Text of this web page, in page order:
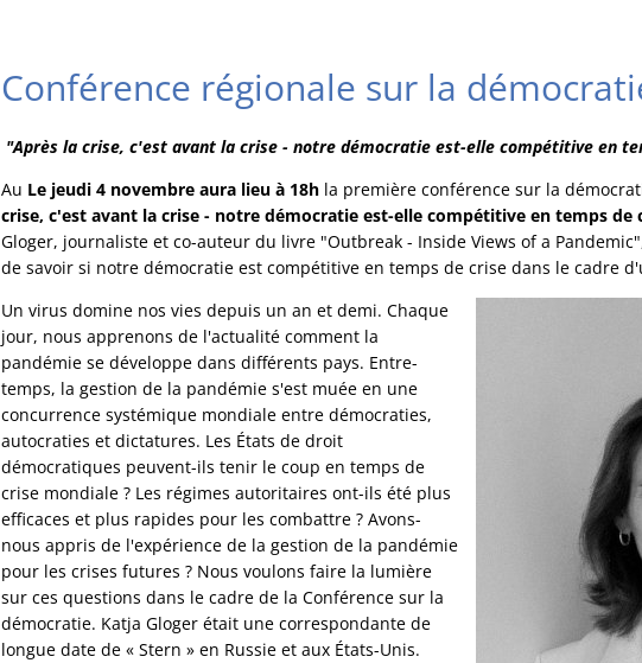
Conférence régionale sur la
"Après la crise, c'est avant la crise - notre démocratie est-elle compétitive en
Au Le jeudi 4 novembre aura lieu à 18h la première conférence sur la
crise, c'est avant la crise - notre démocratie est-elle compétitive en temps de
Gloger, journaliste et co-auteur du livre "Outbreak - Inside Views of a
de savoir si notre démocratie est compétitive en temps de crise dans le cadre
Un virus domine nos vies depuis un an et demi. Chaque
jour, nous apprenons de l'actualité comment la
pandémie se développe dans différents pays. Entre-
temps, la gestion de la pandémie s'est muée en une
concurrence systémique mondiale entre démocraties,
autocraties et dictatures. Les États de droit
démocratiques peuvent-ils tenir le coup en temps de
crise mondiale ? Les régimes autoritaires ont-ils été plus
efficaces et plus rapides pour les combattre ? Avons-
nous appris de l'expérience de la gestion de la pandémie
pour les crises futures ? Nous voulons faire la lumière
sur ces questions dans le cadre de la Conférence sur la
démocratie. Katja Gloger était une correspondante de
longue date de « Stern » en Russie et aux États-Unis.